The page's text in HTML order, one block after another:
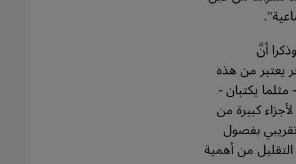
أنَّ
يعتبر من هذه
يكتبان -
كبيرة من
بفصول
من أهمية